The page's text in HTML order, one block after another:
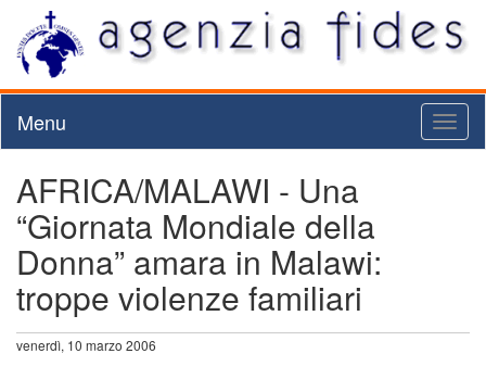
Menu
AFRICA/MALAWI - Una
“Giornata Mondiale della
Donna” amara in Malawi:
troppe violenze familiari
venerdì, 10 marzo 2006